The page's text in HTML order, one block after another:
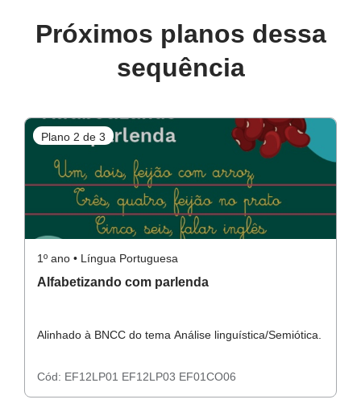
Próximos planos dessa
sequência
Plano 2 de 3
1º ano • Língua Portuguesa
Alfabetizando com parlenda
Alinhado à BNCC do tema Análise linguística/Semiótica.
Cód: EF12LP01 EF12LP03 EF01CO06